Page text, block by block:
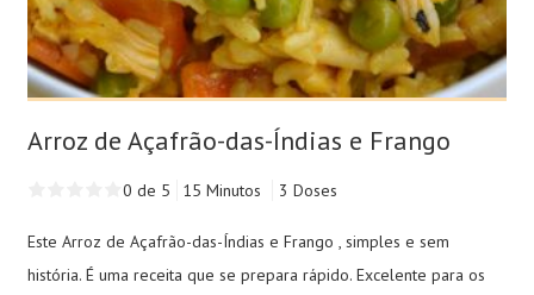
Arroz de Açafrão-das-Índias e Frango
0 de 5 15 Minutos 3 Doses
Este Arroz de Açafrão-das-Índias e Frango , simples e sem
história. É uma receita que se prepara rápido. Excelente para os